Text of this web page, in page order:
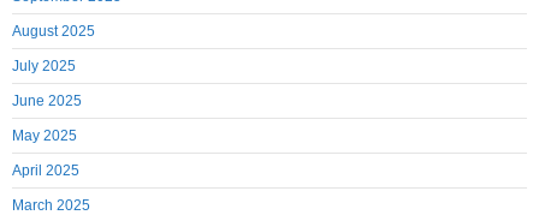
August 2025
July 2025
June 2025
May 2025
April 2025
March 2025